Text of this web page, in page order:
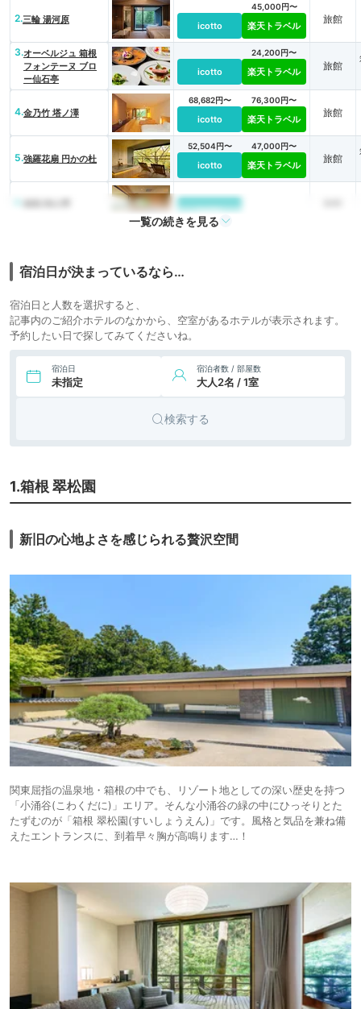
2.三輪 湯河原
icotto
45,000円〜
楽天トラベル
旅館
3.オーベルジュ 箱根
フォンテーヌ ブロ
ー仙石亭
icotto
24,200円〜
楽天トラベル 旅館
4.金乃竹 塔ノ澤
68,682円〜
icotto
76,300円〜
楽天トラベル
旅館
5.強羅花扇 円かの杜
52,504円〜
icotto
47,000円〜
楽天トラベル
旅館
icotto
一覧の続きを見る
宿泊日が決まっているなら…
宿泊日と人数を選択すると、
記事内のご紹介ホテルのなかから、空室があるホテルが表示されます。
予約したい日で探してみてくださいね。
宿泊日
未指定
宿泊者数 / 部屋数
大人2名 / 1室
検索する
1.箱根 翠松園
新旧の心地よさを感じられる贅沢空間
関東屈指の温泉地・箱根の中でも、リゾート地としての深い歴史を持つ
「小涌谷(こわくだに)」エリア。そんな小涌谷の緑の中にひっそりとた
たずむのが「箱根 翠松園(すいしょうえん)」です。風格と気品を兼ね備
えたエントランスに、到着早々胸が高鳴ります…！